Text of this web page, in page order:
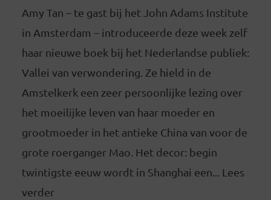
Amy Tan – te gast bij het John Adams Institute
in Amsterdam – introduceerde deze week zelf
haar nieuwe boek bij het Nederlandse publiek:
Vallei van verwondering. Ze hield in de
Amstelkerk een zeer persoonlijke lezing over
het moeilijke leven van haar moeder en
grootmoeder in het antieke China van voor de
grote roerganger Mao. Het decor: begin
twintigste eeuw wordt in Shanghai een... Lees
verder